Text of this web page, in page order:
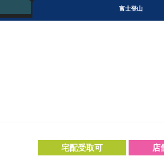
富士登山
宅配受取可 店